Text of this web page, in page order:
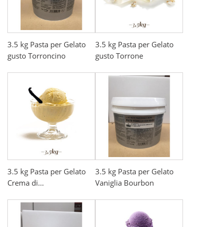
3.5 kg Pasta per Gelato
gusto Torroncino
3.5 kg Pasta per Gelato
gusto Torrone
3.5 kg Pasta per Gelato
Crema di...
3.5 kg Pasta per Gelato
Vaniglia Bourbon